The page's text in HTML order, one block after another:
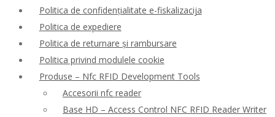
Politica de confidențialitate e-fiskalizacija
Politica de expediere
Politica de returnare și rambursare
Politica privind modulele cookie
Produse – Nfc RFID Development Tools
Accesorii nfc reader
Base HD – Access Control NFC RFID Reader Writer